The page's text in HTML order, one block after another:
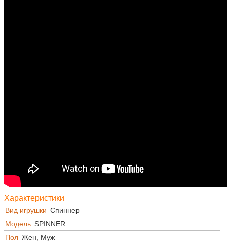
Характеристики
Вид игрушки Спиннер
Модель SPINNER
Пол Жен, Муж